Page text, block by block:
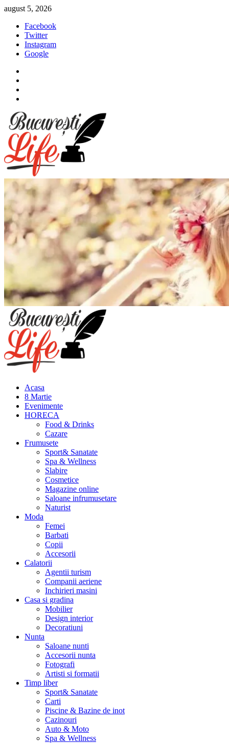
Sari
conținut
august 5, 2026
Facebook
Twitter
Instagram
Google
Meniu
principal
Acasa
8 Martie
Evenimente
HORECA
Food & Drinks
Cazare
Frumusete
Sport& Sanatate
Spa & Wellness
Slabire
Cosmetice
Magazine online
Saloane infrumusetare
Naturist
Moda
Femei
Barbati
Copii
Accesorii
Calatorii
Agentii turism
Companii aeriene
Inchirieri masini
Casa si gradina
Mobilier
Design interior
Decoratiuni
Nunta
Saloane nunti
Accesorii nunta
Fotografi
Artisti si formatii
Timp liber
Sport& Sanatate
Carti
Piscine & Bazine de inot
Cazinouri
Auto & Moto
Spa & Wellness